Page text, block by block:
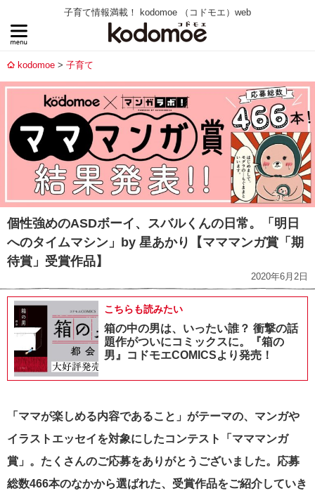
子育て情報満載！ kodomoe （コドモエ）web
kodomoe 子育て
個性強めのASDボーイ、スバルくんの日常。「明日
へのタイムマシン」by 星あかり【マママンガ賞「期
待賞」受賞作品】
2020年6月2日
こちらも読みたい
箱の中の男は、いったい誰？ 衝撃の話
題作がついにコミックスに。『箱の
男』コドモエCOMICSより発売！
「ママが楽しめる内容であること」がテーマの、マンガや
イラストエッセイを対象にしたコンテスト「マママンガ
賞」。たくさんのご応募をありがとうございました。応募
総数466本のなかから選ばれた、受賞作品をご紹介していき